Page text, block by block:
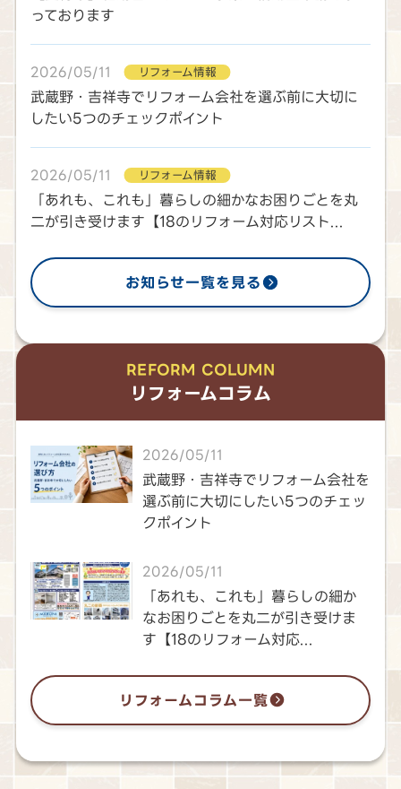
っております
2026/05/11 リフォーム情報
武蔵野・吉祥寺でリフォーム会社を選ぶ前に大切に
したい5つのチェックポイント
2026/05/11 リフォーム情報
「あれも、これも」暮らしの細かなお困りごとを丸
二が引き受けます【18のリフォーム対応リスト...
お知らせ一覧を見る
REFORM COLUMN
リフォームコラム
2026/05/11
武蔵野・吉祥寺でリフォーム会社を
選ぶ前に大切にしたい5つのチェッ
クポイント
2026/05/11
「あれも、これも」暮らしの細か
なお困りごとを丸二が引き受けま
す【18のリフォーム対応...
リフォームコラム一覧